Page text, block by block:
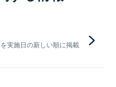
実施日の新しい順に掲載